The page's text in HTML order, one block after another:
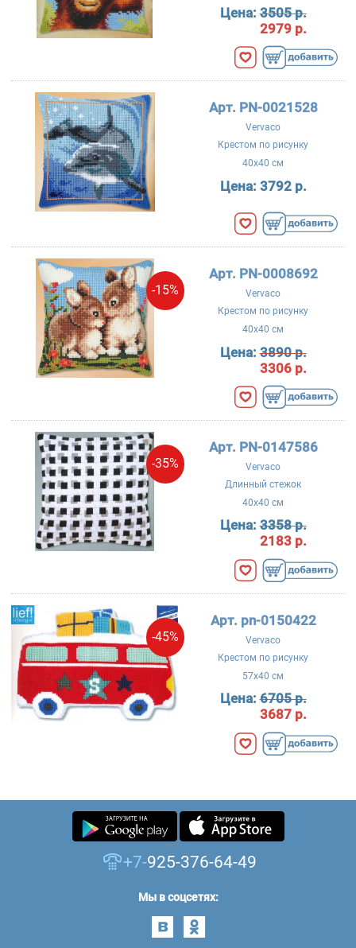
Цена:3505 р.
2979 р.
Арт. PN-0021528
Vervaco
Крестом по рисунку
40x40 см
Цена: 3792 р.
-15%
Арт. PN-0008692
Vervaco
Крестом по рисунку
40x40 см
Цена:3890 р.
3306 р.
-35%
Арт. PN-0147586
Vervaco
Длинный стежок
40x40 см
Цена:3358 р.
2183 р.
-45%
Арт. pn-0150422
Vervaco
Крестом по рисунку
57x40 см
Цена:6705 р.
3687 р.
+7-925-376-64-49
Мы в соцсетях: